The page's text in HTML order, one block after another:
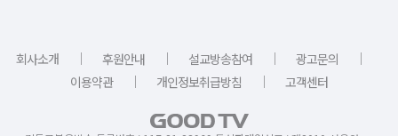
회사소개 ｜ 후원안내 ｜ 설교방송참여 ｜ 광고문의
｜
이용약관
｜ 개인정보취급방침 ｜ 고객센터